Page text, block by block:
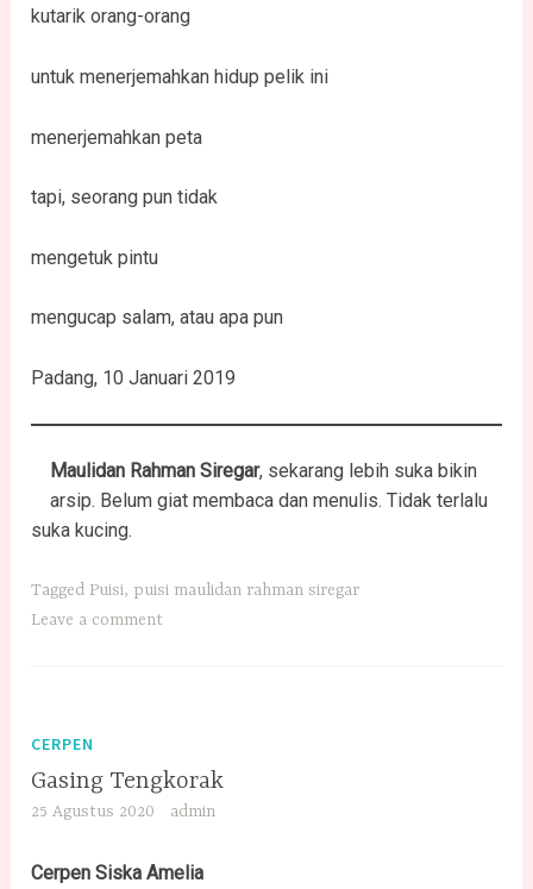
kutarik orang-orang
untuk menerjemahkan hidup pelik ini
menerjemahkan peta
tapi, seorang pun tidak
mengetuk pintu
mengucap salam, atau apa pun
Padang, 10 Januari 2019
Maulidan Rahman Siregar, sekarang lebih suka bikin
arsip. Belum giat membaca dan menulis. Tidak terlalu
suka kucing.
Tagged Puisi, puisi maulidan rahman siregar
Leave a comment
CERPEN
Gasing Tengkorak
25 Agustus 2020 admin
Cerpen Siska Amelia